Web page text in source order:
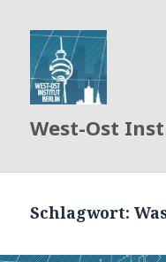
West-Ost
Schlagwort: